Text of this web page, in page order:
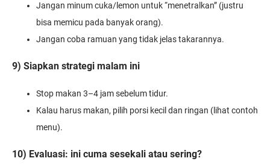
Jangan minum cuka/lemon untuk “menetralkan” (justru
bisa memicu pada banyak orang).
Jangan coba ramuan yang tidak jelas takarannya.
9) Siapkan strategi malam ini
Stop makan 3–4 jam sebelum tidur.
Kalau harus makan, pilih porsi kecil dan ringan (lihat contoh
menu).
10) Evaluasi: ini cuma sesekali atau sering?